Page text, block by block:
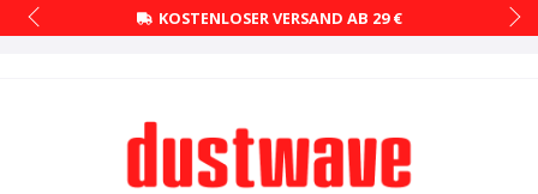
KOSTENLOSER VERSAND AB 29 €